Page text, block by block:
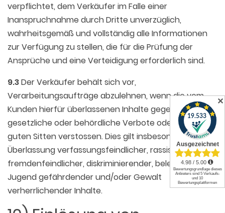
verpflichtet, dem Verkäufer im Falle einer
Inanspruchnahme durch Dritte unverzüglich,
wahrheitsgemäß und vollständig alle Informationen
zur Verfügung zu stellen, die für die Prüfung der
Ansprüche und eine Verteidigung erforderlich sind.
9.3Der Verkäufer behält sich vor,
Verarbeitungsaufträge abzulehnen, wenn die vom
Kunden hierfür überlassenen Inhalte gegen
gesetzliche oder behördliche Verbote oder gegen die
guten Sitten verstossen. Dies gilt insbesondere bei
Überlassung verfassungsfeindlicher, rassistischer,
fremdenfeindlicher, diskriminierender, beleidigender,
Jugend gefährdender und/oder Gewalt
verherrlichender Inhalte.
✕